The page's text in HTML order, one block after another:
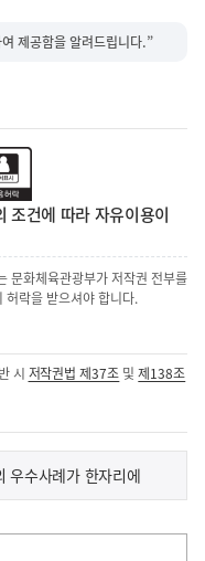
제공함을 알려드립니다.”
조건에 따라 자유이용이
문화체육관광부가 저작권 전부를
허락을 받으셔야 합니다.
시 저작권법 제37조 및제138조
우수사례가 한자리에